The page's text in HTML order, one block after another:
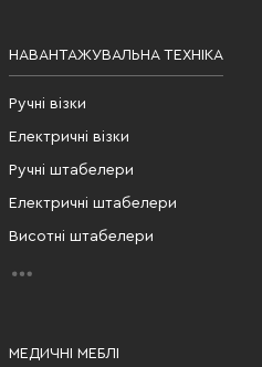
НАВАНТАЖУВАЛЬНА ТЕХНІКА
Ручні візки
Електричні візки
Ручні штабелери
Електричні штабелери
Висотні штабелери
МЕДИЧНІ МЕБЛІ